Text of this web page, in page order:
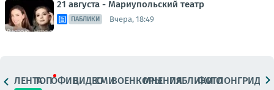
21 августа - Мариупольский театр
ПАБЛИКИ Вчера, 18:49
ЛЕНТАТОПОФИЦ.ВИДЕОСМИВОЕНКОРЫМНЕНИЯПАБЛИКИ
ФОТОЛОНГРИДЫ